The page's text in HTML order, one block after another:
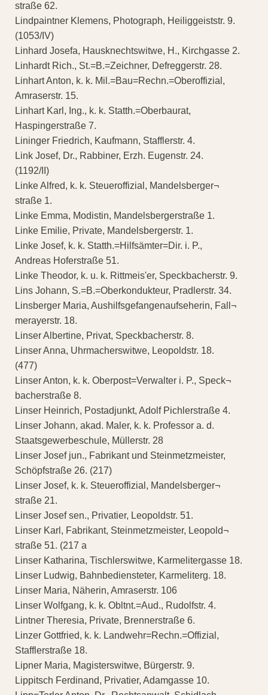
straße 62.
Lindpaintner Klemens, Photograph, Heiliggeiststr. 9.
(1053/IV)
Linhard Josefa, Hausknechtswitwe, H., Kirchgasse 2.
Linhardt Rich., St.=B.=Zeichner, Defreggerstr. 28.
Linhart Anton, k. k. Mil.=Bau=Rechn.=Oberoffizial,
Amraserstr. 15.
Linhart Karl, Ing., k. k. Statth.=Oberbaurat,
Haspingerstraße 7.
Lininger Friedrich, Kaufmann, Stafflerstr. 4.
Link Josef, Dr., Rabbiner, Erzh. Eugenstr. 24.
(1192/II)
Linke Alfred, k. k. Steueroffizial, Mandelsberger¬
straße 1.
Linke Emma, Modistin, Mandelsbergerstraße 1.
Linke Emilie, Private, Mandelsbergerstr. 1.
Linke Josef, k. k. Statth.=Hilfsämter=Dir. i. P.,
Andreas Hoferstraße 51.
Linke Theodor, k. u. k. Rittmeis'er, Speckbacherstr. 9.
Lins Johann, S.=B.=Oberkondukteur, Pradlerstr. 34.
Linsberger Maria, Aushilfsgefangenaufseherin, Fall¬
merayerstr. 18.
Linser Albertine, Privat, Speckbacherstr. 8.
Linser Anna, Uhrmacherswitwe, Leopoldstr. 18.
(477)
Linser Anton, k. k. Oberpost=Verwalter i. P., Speck¬
bacherstraße 8.
Linser Heinrich, Postadjunkt, Adolf Pichlerstraße 4.
Linser Johann, akad. Maler, k. k. Professor a. d.
Staatsgewerbeschule, Müllerstr. 28
Linser Josef jun., Fabrikant und Steinmetzmeister,
Schöpfstraße 26. (217)
Linser Josef, k. k. Steueroffizial, Mandelsberger¬
straße 21.
Linser Josef sen., Privatier, Leopoldstr. 51.
Linser Karl, Fabrikant, Steinmetzmeister, Leopold¬
straße 51. (217 a
Linser Katharina, Tischlerswitwe, Karmelitergasse 18.
Linser Ludwig, Bahnbediensteter, Karmeliterg. 18.
Linser Maria, Näherin, Amraserstr. 106
Linser Wolfgang, k. k. Obltnt.=Aud., Rudolfstr. 4.
Lintner Theresia, Private, Brennerstraße 6.
Linzer Gottfried, k. k. Landwehr=Rechn.=Offizial,
Stafflerstraße 18.
Lipner Maria, Magisterswitwe, Bürgerstr. 9.
Lippitsch Ferdinand, Privatier, Adamgasse 10.